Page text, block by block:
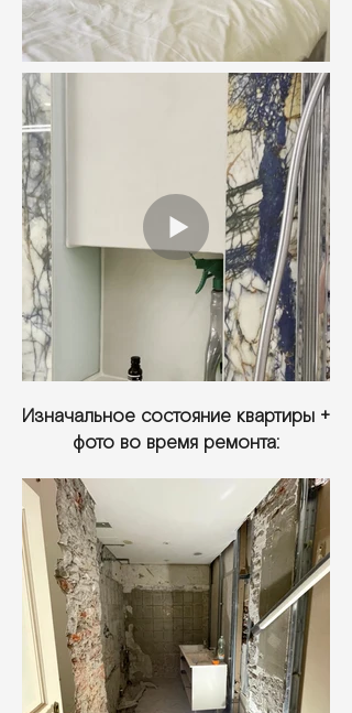
Изначальное состояние квартиры +
фото во время ремонта: